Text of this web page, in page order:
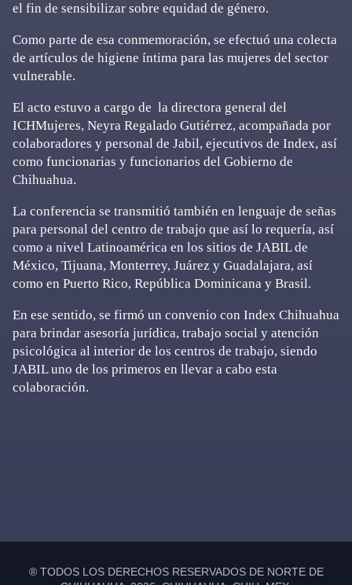
el fin de sensibilizar sobre equidad de género.
Como parte de esa conmemoración, se efectuó una colecta
de artículos de higiene íntima para las mujeres del sector
vulnerable.
El acto estuvo a cargo de la directora general del
ICHMujeres, Neyra Regalado Gutiérrez, acompañada por
colaboradores y personal de Jabil, ejecutivos de Index, así
como funcionarias y funcionarios del Gobierno de
Chihuahua.
La conferencia se transmitió también en lenguaje de señas
para personal del centro de trabajo que así lo requería, así
como a nivel Latinoamérica en los sitios de JABIL de
México, Tijuana, Monterrey, Juárez y Guadalajara, así
como en Puerto Rico, República Dominicana y Brasil.
En ese sentido, se firmó un convenio con Index Chihuahua
para brindar asesoría jurídica, trabajo social y atención
psicológica al interior de los centros de trabajo, siendo
JABIL uno de los primeros en llevar a cabo esta
colaboración.
® TODOS LOS DERECHOS RESERVADOS DE NORTE DE